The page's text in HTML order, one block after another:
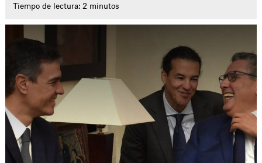
Tiempo de lectura: 2 minutos